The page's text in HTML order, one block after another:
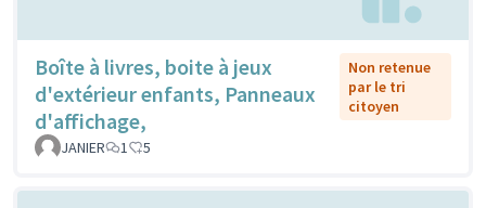
Boîte à livres, boite à jeux
d'extérieur enfants, Panneaux
d'affichage,
Non retenue
par le tri
citoyen
JANIER 1 5